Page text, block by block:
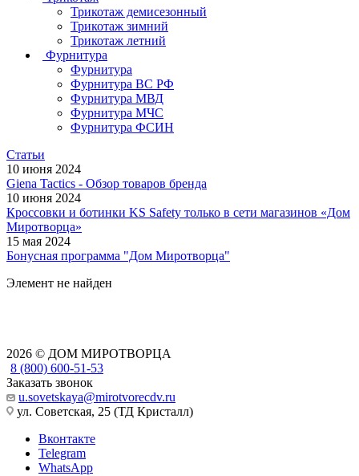
Трикотаж демисезонный
Трикотаж зимний
Трикотаж летний
Фурнитура
Фурнитура
Фурнитура ВС РФ
Фурнитура МВД
Фурнитура МЧС
Фурнитура ФСИН
Статьи
10 июня 2024
Giena Tactics - Обзор товаров бренда
10 июня 2024
Кроссовки и ботинки KS Safety только в сети магазинов «Дом
Миротворца»
15 мая 2024
Бонусная программа "Дом Миротворца"
Элемент не найден
2026 © ДОМ МИРОТВОРЦА
8 (800) 600-51-53
Заказать звонок
u.sovetskaya@mirotvorecdv.ru
ул. Советская, 25 (ТД Кристалл)
Вконтакте
Telegram
WhatsApp